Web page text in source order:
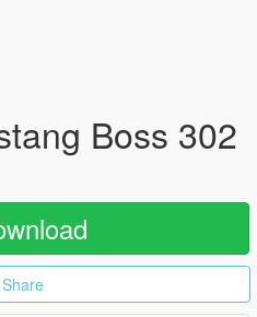
Boss 302
Share